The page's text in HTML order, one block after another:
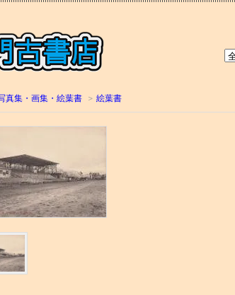
真集・画集・絵葉書 > 絵葉書